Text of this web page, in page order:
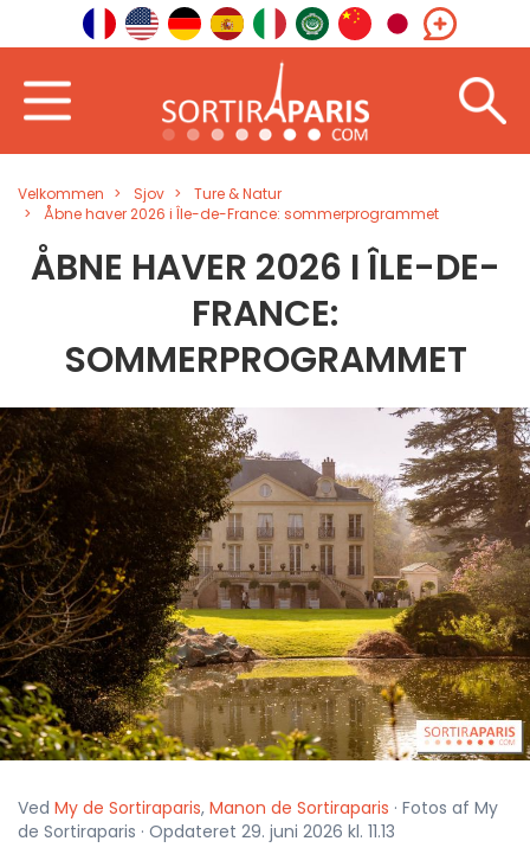
Velkommen Sjov
Ture & Natur
Åbne haver 2026 i Île-de-France: sommerprogrammet
ÅBNE HAVER 2026 I ÎLE-DE-
FRANCE:
SOMMERPROGRAMMET
Ved My de Sortiraparis, Manon de Sortiraparis · Fotos af My
de Sortiraparis · Opdateret 29. juni 2026 kl. 11.13